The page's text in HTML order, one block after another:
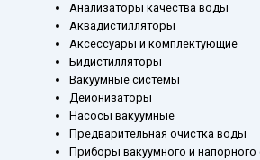
Анализаторы качества воды
Аквадистилляторы
Аксессуары и комплектующие
Бидистилляторы
Вакуумные системы
Деионизаторы
Насосы вакуумные
Предварительная очистка воды
Приборы вакуумного и напорного